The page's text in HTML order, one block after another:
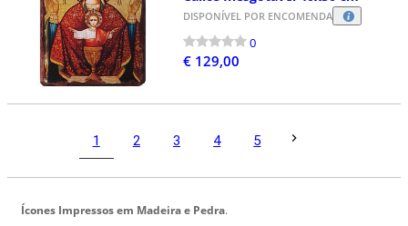
DISPONÍVEL POR ENCOMENDA
0
€ 129,00
1 2 3 4 5
Ícones Impressos em Madeira e Pedra.